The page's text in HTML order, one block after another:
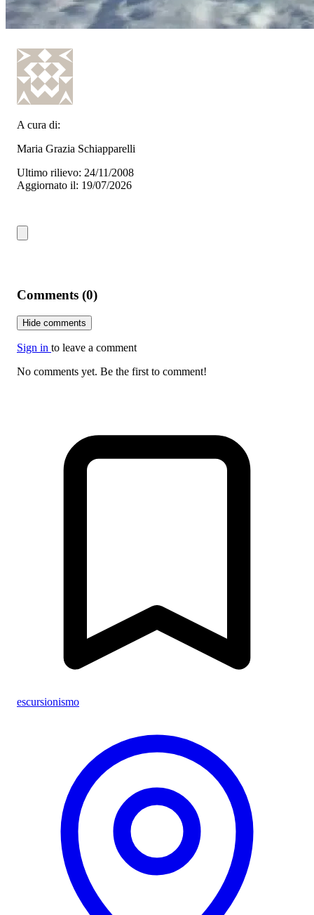
A cura di:
Maria Grazia Schiapparelli
Ultimo rilievo: 24/11/2008
Aggiornato il: 19/07/2026
Comments (0)
Hide comments
Sign in to leave a comment
No comments yet. Be the first to comment!
escursionismo